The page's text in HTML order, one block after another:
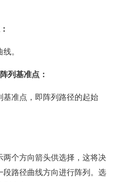
。
列基准点：
基准点，即阵列路径的起始
两个方向箭头供选择，这将决
段路径曲线方向进行阵列。选